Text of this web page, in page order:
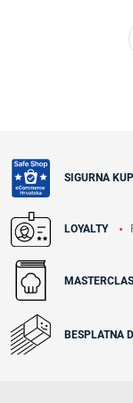
SIGURNA
LOYALTY
BESPLATNA